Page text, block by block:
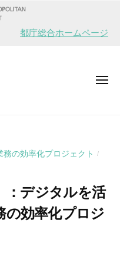
都庁総合ホームページ
メ
の効率化プロジェクト /
：デジタルを活
の効率化プロジ